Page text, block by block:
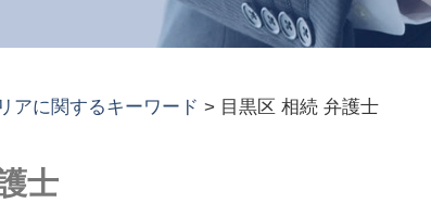
アに関するキーワード > 目黒区 相続 弁護士
士